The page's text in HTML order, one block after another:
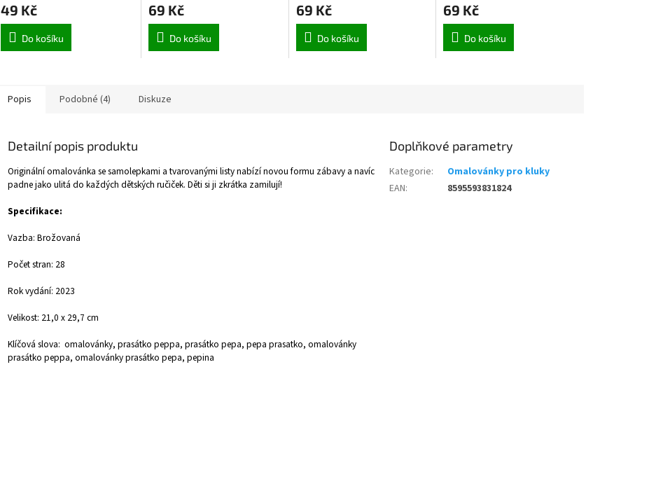
49 Kč
Do košíku
69 Kč
Do košíku
69 Kč
Do košíku
69 Kč
Do košíku
Popis Podobné (4) Diskuze
Detailní popis produktu
Originální omalovánka se samolepkami a tvarovanými listy nabízí novou formu zábavy a navíc
padne jako ulitá do každých dětských ručiček. Děti si ji zkrátka zamilují!
Specifikace:
Vazba: Brožovaná
Počet stran: 28
Rok vydání: 2023
Velikost: 21,0 x 29,7 cm
Klíčová slova: omalovánky, prasátko peppa, prasátko pepa, pepa prasatko, omalovánky
prasátko peppa, omalovánky prasátko pepa, pepina
Doplňkové parametry
Kategorie:
Omalovánky pro kluky
EAN: 8595593831824